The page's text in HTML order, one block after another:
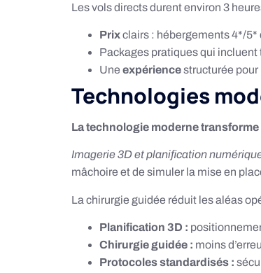
Les vols directs durent environ 3
Prixclairs : hébergements 4*/5*
Packages pratiques qui
Une expériencestructurée pour
Technologies
La technologie moderne
Imagerie 3D et planification
mâchoire et de simuler la mise en
La chirurgie guidée réduit les aléas
Planification 3D :
Chirurgie guidée : moins
Protocoles standardisés :